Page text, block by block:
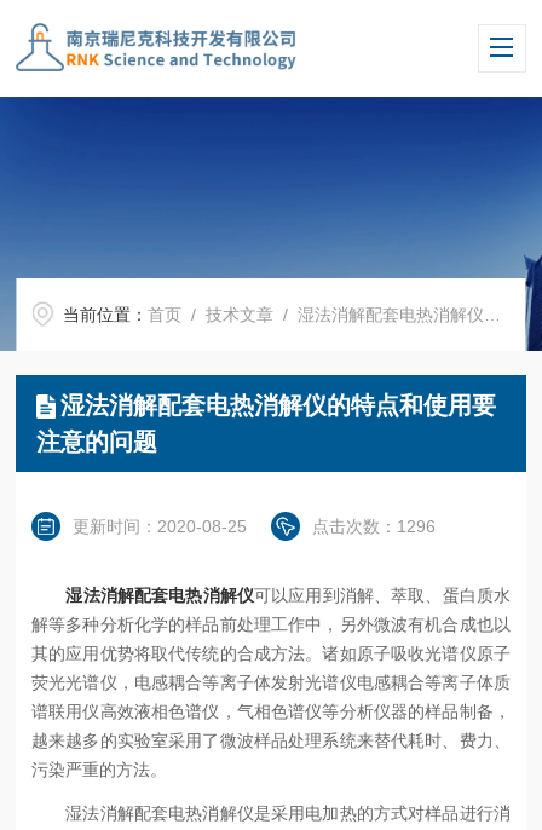
当前位置：首页 /技术文章 / 湿法消解配套电热消解仪的特点和使用要注意的问题
湿法消解配套电热消解仪的特点和使用要
注意的问题
更新时间：2020-08-25 点击次数：1296
湿法消解配套电热消解仪可以应用到消解、萃取、蛋白质水
解等多种分析化学的样品前处理工作中，另外微波有机合成也以
其的应用优势将取代传统的合成方法。诸如原子吸收光谱仪原子
荧光光谱仪，电感耦合等离子体发射光谱仪电感耦合等离子体质
谱联用仪高效液相色谱仪，气相色谱仪等分析仪器的样品制备，
越来越多的实验室采用了微波样品处理系统来替代耗时、费力、
污染严重的方法。
湿法消解配套电热消解仪是采用电加热的方式对样品进行消